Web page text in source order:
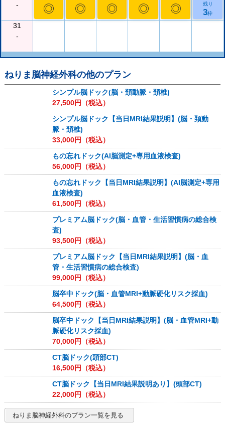
-
◎ ◎ ◎ ◎ ◎ 残り
3枠
31
-
ねりま脳神経外科の他のプラン
シンプル脳ドック(脳・頚動脈・頚椎)
27,500円（税込）
シンプル脳ドック【当日MRI結果説明】(脳・頚動
脈・頚椎)
33,000円（税込）
もの忘れドック(AI脳測定+専用血液検査)
56,000円（税込）
もの忘れドック【当日MRI結果説明】(AI脳測定+専用
血液検査)
61,500円（税込）
プレミアム脳ドック(脳・血管・生活習慣病の総合検
査)
93,500円（税込）
プレミアム脳ドック【当日MRI結果説明】(脳・血
管・生活習慣病の総合検査)
99,000円（税込）
脳卒中ドック(脳・血管MRI+動脈硬化リスク採血)
64,500円（税込）
脳卒中ドック【当日MRI結果説明】(脳・血管MRI+動
脈硬化リスク採血)
70,000円（税込）
CT脳ドック(頭部CT)
16,500円（税込）
CT脳ドック【当日MRI結果説明あり】(頭部CT)
22,000円（税込）
ねりま脳神経外科のプラン一覧を見る